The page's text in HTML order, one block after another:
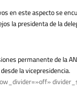
en este aspecto se
la presidenta de la
permanente de la
la vicepresidencia.